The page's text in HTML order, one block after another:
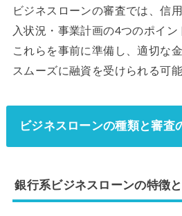
ビジネスローンの審査では、信
入状況・事業計画の4つのポイン
これらを事前に準備し、適切な
スムーズに融資を受けられる可
ビジネスローンの種類と審査
銀行系ビジネスローンの特徴